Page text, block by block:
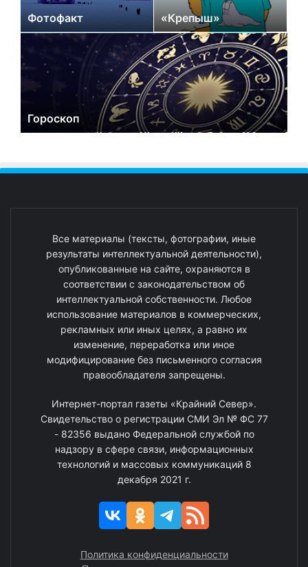
Фотофакт «Крепыш»
Гороскоп
Все материалы (тексты, фотографии, иные
результаты интеллектуальной деятельности),
опубликованные на сайте, охраняются в
соответствии с законодательством об
интеллектуальной собственности. Любое
использование материалов в коммерческих,
рекламных или иных целях, а равно их
изменение, переработка или иное
модифицирование без письменного согласия
правообладателя запрещены.
Интернет-портал газеты «Крайний Север».
Свидетельство о регистрации СМИ Эл № ФС 77
- 82356 выдано Федеральной службой по
надзору в сфере связи, информационных
технологий и массовых коммуникаций 8
декабря 2021 г.
Политика конфиденциальности